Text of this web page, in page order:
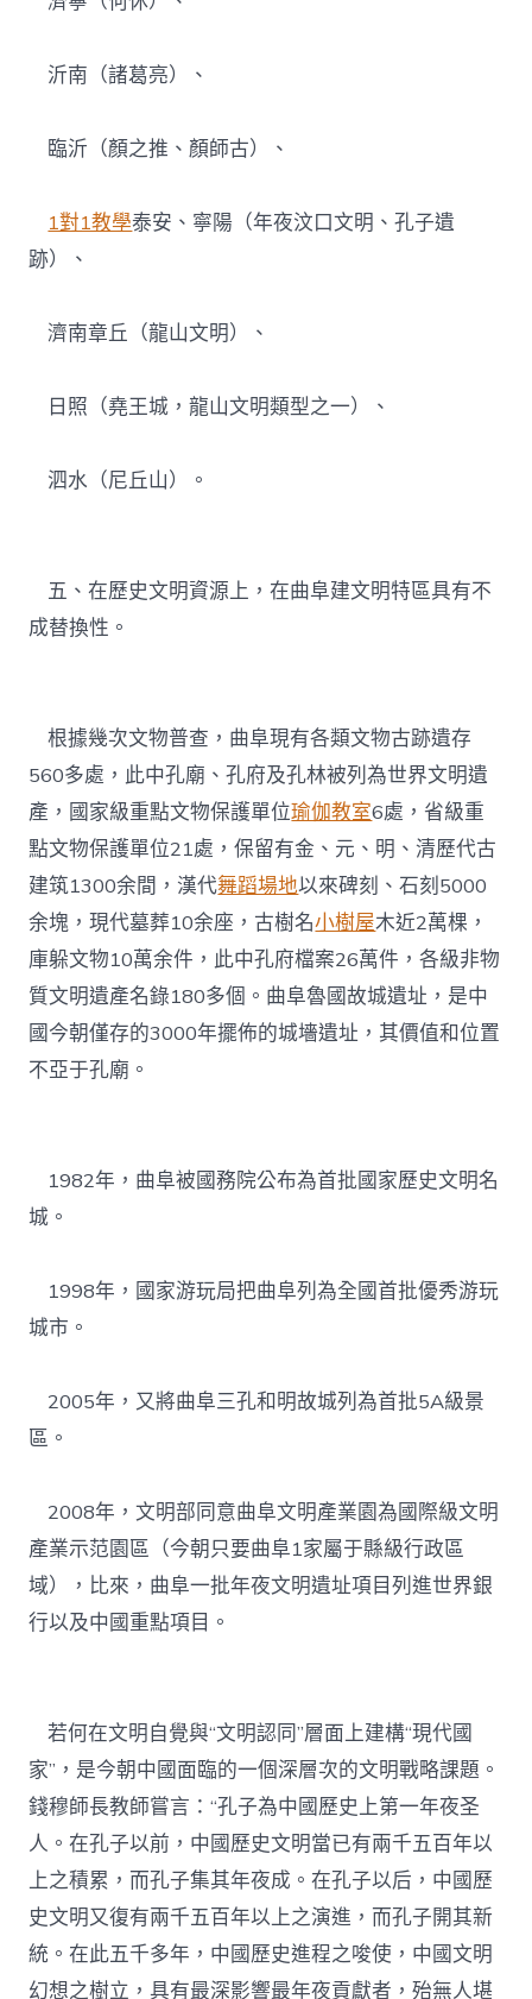
沂南（諸葛亮）、
臨沂（顏之推、顏師古）、
1對1教學泰安、寧陽（年夜汶口文明、孔子遺
跡）、
濟南章丘（龍山文明）、
日照（堯王城，龍山文明類型之一）、
泗水（尼丘山）。
五、在歷史文明資源上，在曲阜建文明特區具有不
成替換性。
根據幾次文物普查，曲阜現有各類文物古跡遺存
560多處，此中孔廟、孔府及孔林被列為世界文明遺
產，國家級重點文物保護單位瑜伽教室6處，省級重
點文物保護單位21處，保留有金、元、明、清歷代古
建筑1300余間，漢代舞蹈場地以來碑刻、石刻5000
余塊，現代墓葬10余座，古樹名小樹屋木近2萬棵，
庫躲文物10萬余件，此中孔府檔案26萬件，各級非物
質文明遺產名錄180多個。曲阜魯國故城遺址，是中
國今朝僅存的3000年擺佈的城墻遺址，其價值和位置
不亞于孔廟。
1982年，曲阜被國務院公布為首批國家歷史文明名
城。
1998年，國家游玩局把曲阜列為全國首批優秀游玩
城市。
2005年，又將曲阜三孔和明故城列為首批5A級景
區。
2008年，文明部同意曲阜文明產業園為國際級文明
產業示范園區（今朝只要曲阜1家屬于縣級行政區
域），比來，曲阜一批年夜文明遺址項目列進世界銀
行以及中國重點項目。
若何在文明自覺與“文明認同”層面上建構“現代國
家”，是今朝中國面臨的一個深層次的文明戰略課題。
錢穆師長教師嘗言：“孔子為中國歷史上第一年夜圣
人。在孔子以前，中國歷史文明當已有兩千五百年以
上之積累，而孔子集其年夜成。在孔子以后，中國歷
史文明又復有兩千五百年以上之演進，而孔子開其新
統。在此五千多年，中國歷史進程之唆使，中國文明
幻想之樹立，具有最深影響最年夜貢獻者，殆無人堪